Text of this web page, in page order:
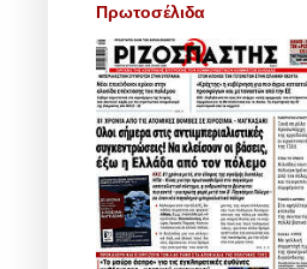
Πρωτοσέλιδα